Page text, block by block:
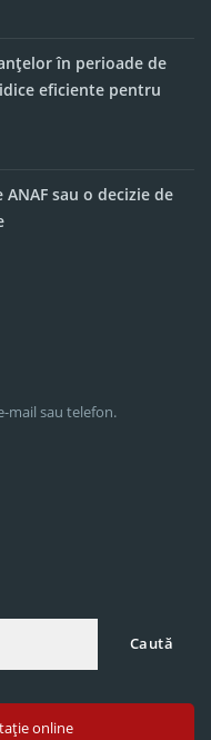
în perioade de
eficiente pentru
sau o decizie de
mail sau telefon.
Caută
online